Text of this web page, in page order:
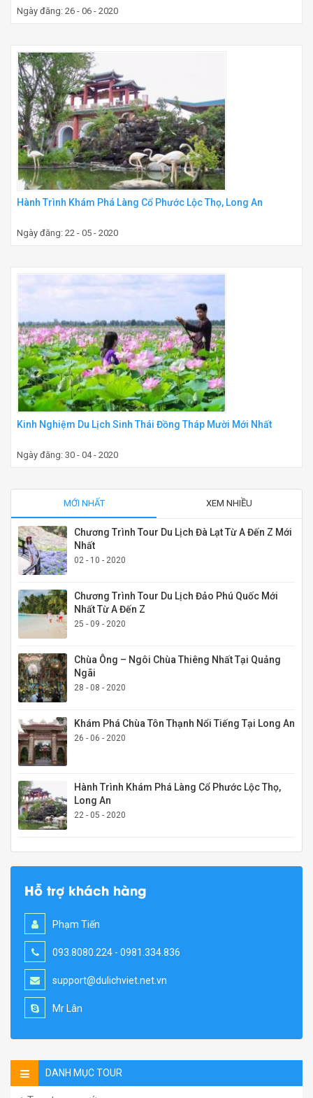
Ngày đăng: 26 - 06 - 2020
Hành Trình Khám Phá Làng Cổ Phước Lộc Thọ, Long An
Ngày đăng: 22 - 05 - 2020
Kinh Nghiệm Du Lịch Sinh Thái Đồng Tháp Mười Mới Nhất
Ngày đăng: 30 - 04 - 2020
MỚI NHẤT XEM NHIỀU
Chương Trình Tour Du Lịch Đà Lạt Từ A Đến Z Mới
Nhất
02 - 10 - 2020
Chương Trình Tour Du Lịch Đảo Phú Quốc Mới
Nhất Từ A Đến Z
25 - 09 - 2020
Chùa Ông – Ngôi Chùa Thiêng Nhất Tại Quảng
Ngãi
28 - 08 - 2020
Khám Phá Chùa Tôn Thạnh Nổi Tiếng Tại Long An
26 - 06 - 2020
Hành Trình Khám Phá Làng Cổ Phước Lộc Thọ,
Long An
22 - 05 - 2020
Hỗ trợ khách hàng
Phạm Tiến
093.8080.224 - 0981.334.836
support@dulichviet.net.vn
Mr Lân
DANH MỤC TOUR